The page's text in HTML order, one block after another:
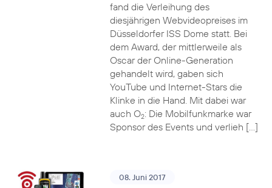
fand die Verleihung des
diesjährigen Webvideopreises im
Düsseldorfer ISS Dome statt. Bei
dem Award, der mittlerweile als
Oscar der Online-Generation
gehandelt wird, gaben sich
YouTube und Internet-Stars die
Klinke in die Hand. Mit dabei war
auch O2: Die Mobilfunkmarke war
Sponsor des Events und verlieh […]
08. Juni 2017